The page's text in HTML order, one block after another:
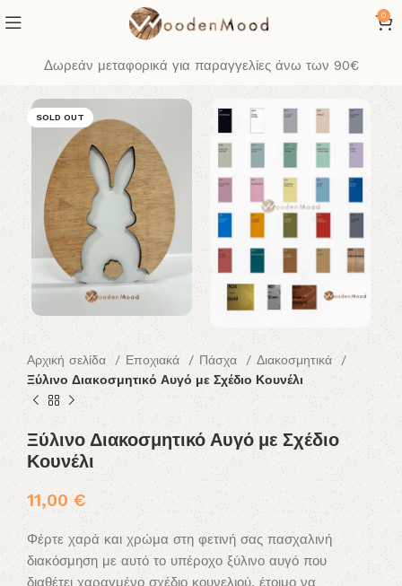
0
Δωρεάν μεταφορικά για παραγγελίες άνω των 90€
SOLD OUT
Αρχική σελίδα Εποχιακά Πάσχα
Διακοσμητικά
Ξύλινο Διακοσμητικό Αυγό με Σχέδιο Κουνέλι
Ξύλινο Διακοσμητικό Αυγό με Σχέδιο
Κουνέλι
11,00€
Φέρτε χαρά και χρώμα στη φετινή σας πασχαλινή
διακόσμηση με αυτό το υπέροχο ξύλινο αυγό που
διαθέτει χαραγμένο σχέδιο κουνελιού, έτοιμο να